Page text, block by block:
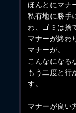
ほんとにマナ
私有地に勝手
わ、ゴミは捨
マナーが終わ
マナーが。
こんなになる
もう二度と行
す。
マナーが良い